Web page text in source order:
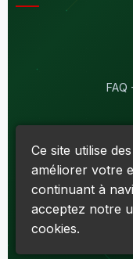
FAQ
© 2026Maddison
Politique de
Numéro d'entreprise
Ce site utilise
améliorer votre
continuant à
acceptez notre
cookies.